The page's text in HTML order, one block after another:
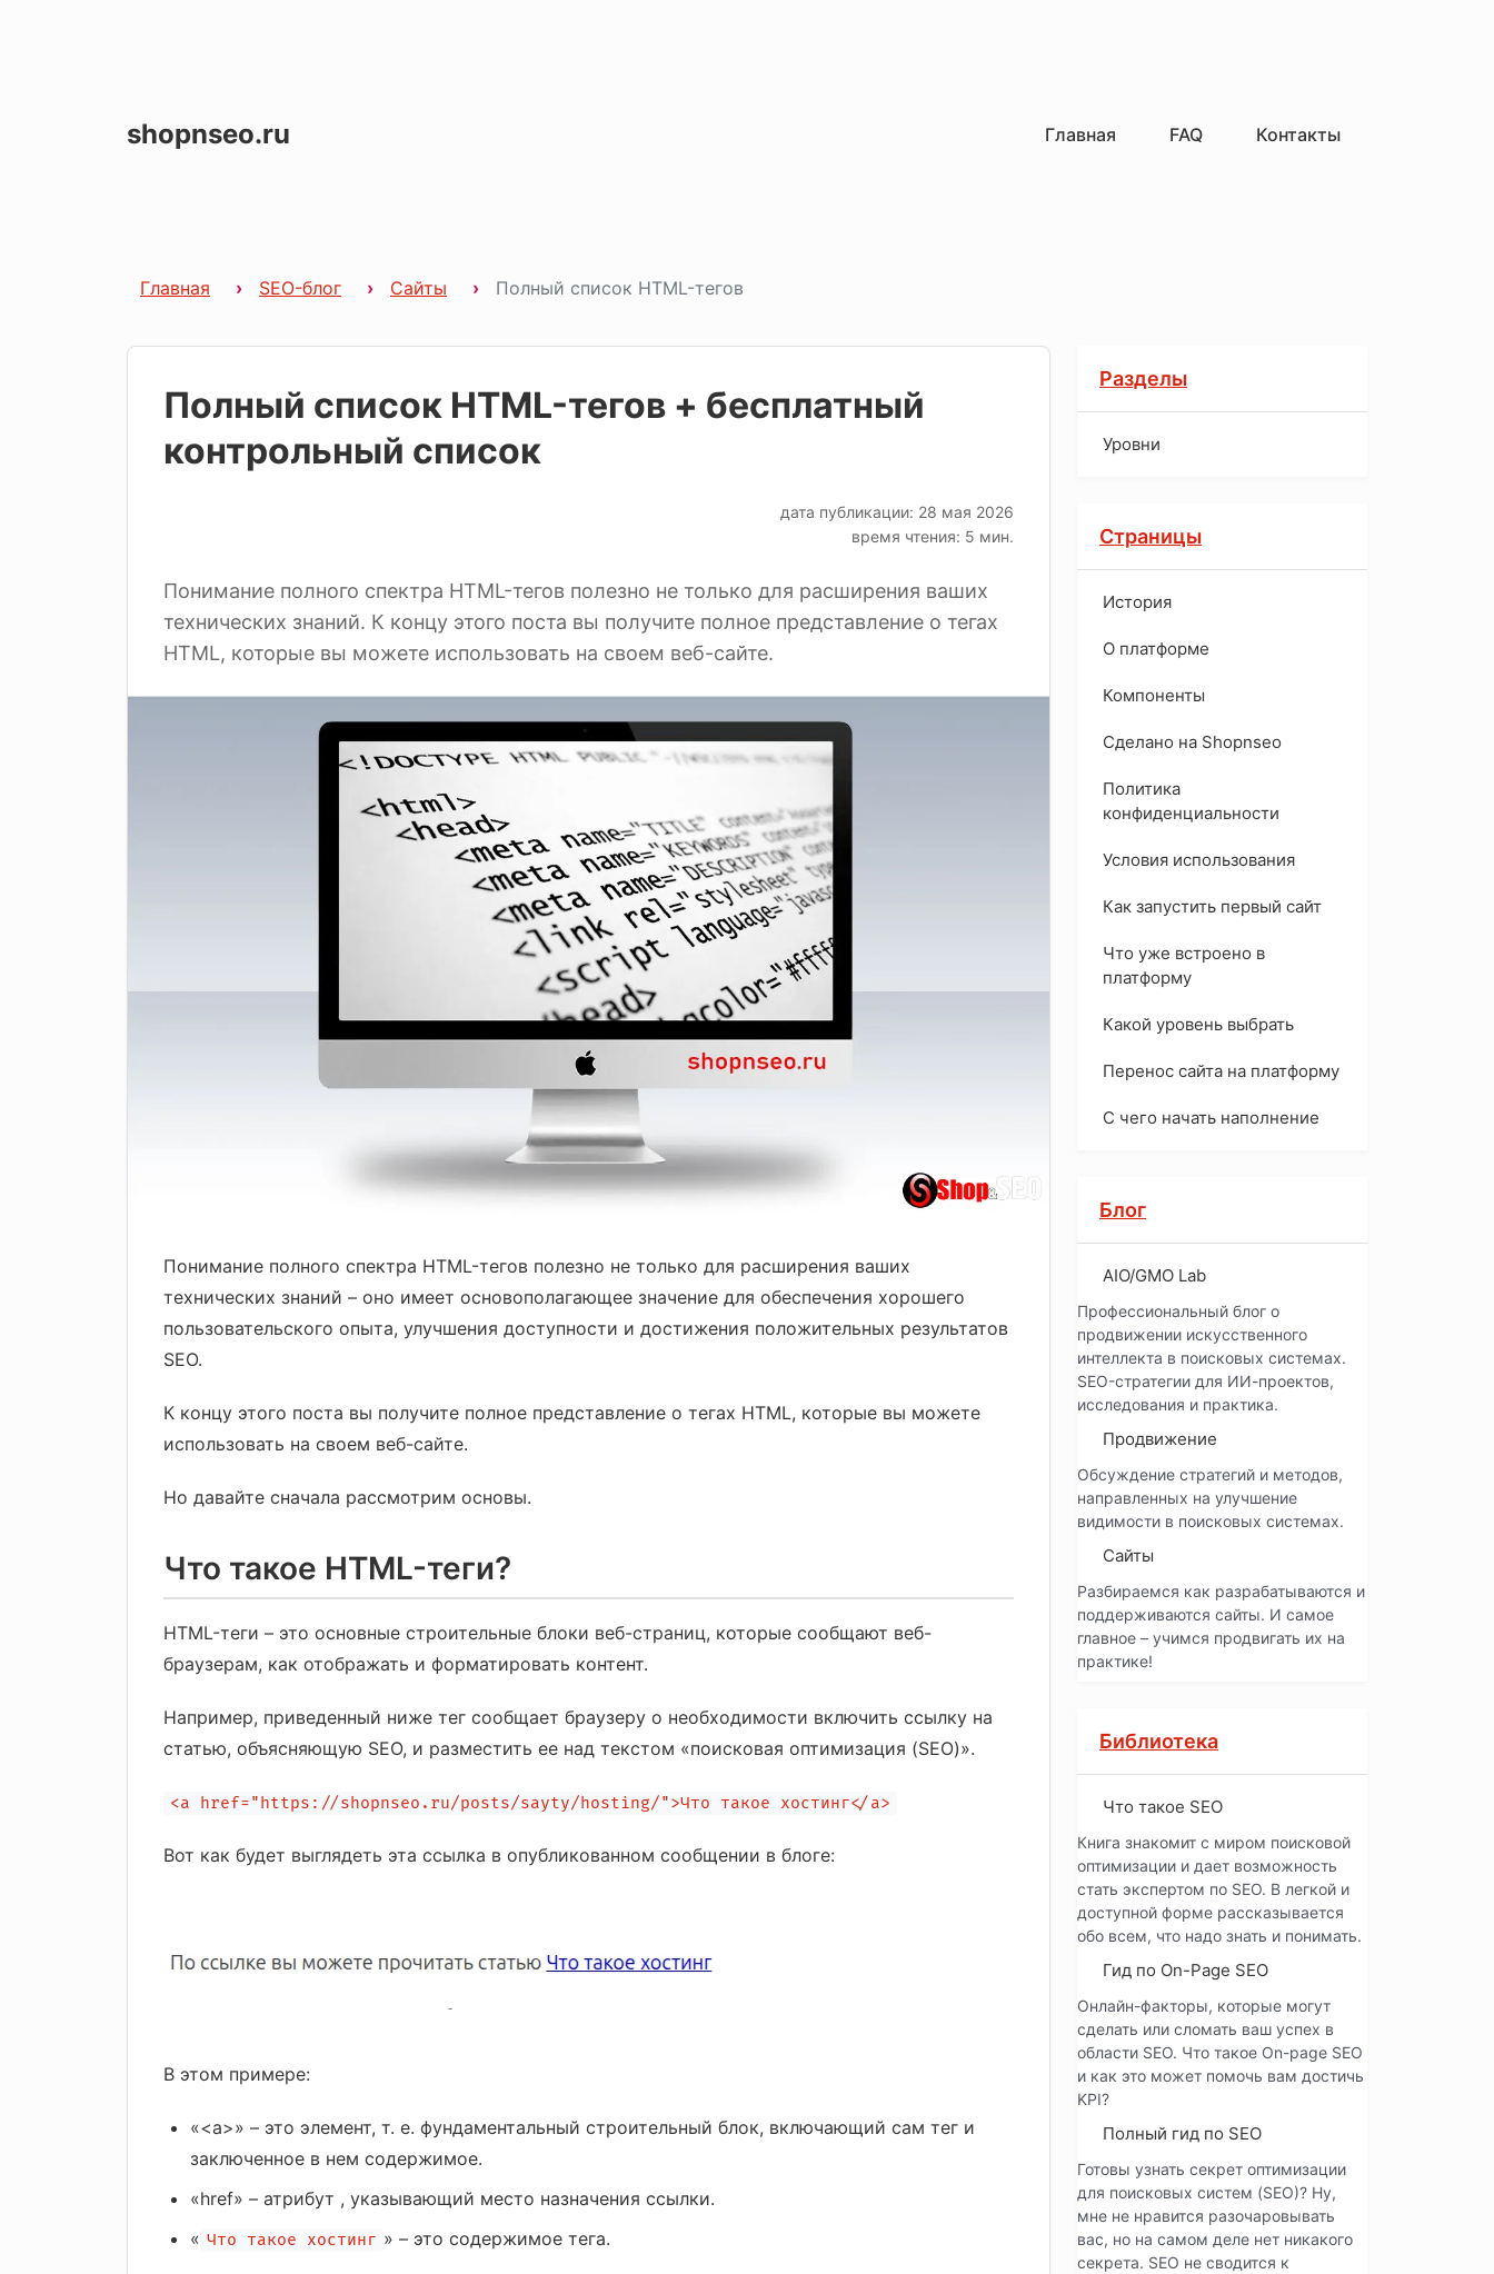
shopnseo.ru Главная FAQ Контакты
Главная SEO-блог Сайты Полный список HTML-тегов
Полный список HTML-тегов + бесплатный
контрольный список
дата публикации: 28 мая 2026
время чтения: 5 мин.
Понимание полного спектра HTML-тегов полезно не только для расширения ваших
технических знаний. К концу этого поста вы получите полное представление о тегах
HTML, которые вы можете использовать на своем веб-сайте.
Понимание полного спектра HTML-тегов полезно не только для расширения ваших
технических знаний – оно имеет основополагающее значение для обеспечения хорошего
пользовательского опыта, улучшения доступности и достижения положительных результатов
SEO.
К концу этого поста вы получите полное представление о тегах HTML, которые вы можете
использовать на своем веб-сайте.
Но давайте сначала рассмотрим основы.
Что такое HTML-теги?
HTML-теги – это основные строительные блоки веб-страниц, которые сообщают веб-
браузерам, как отображать и форматировать контент.
Например, приведенный ниже тег сообщает браузеру о необходимости включить ссылку на
статью, объясняющую SEO, и разместить ее над текстом «поисковая оптимизация (SEO)».
<a href=" https://shopnseo.ru/posts/sayty/hosting/">Что такое хостинг</a>
Вот как будет выглядеть эта ссылка в опубликованном сообщении в блоге:
В этом примере:
«<a>» – это элемент, т. е. фундаментальный строительный блок, включающий сам тег и
заключенное в нем содержимое.
«href» – атрибут , указывающий место назначения ссылки.
« Что такое хостинг » – это содержимое тега.
Разделы
Уровни
Страницы
История
O платформе
Компоненты
Сделано на Shopnseo
Политика
конфиденциальности
Условия использования
Как запустить первый сайт
Что уже встроено в
платформу
Какой уровень выбрать
Перенос сайта на платформу
С чего начать наполнение
Блог
AIO/GMO Lab
Профессиональный блог о
продвижении искусственного
интеллекта в поисковых системах.
SEO-стратегии для ИИ-проектов,
исследования и практика.
Продвижение
Обсуждение стратегий и методов,
направленных на улучшение
видимости в поисковых системах.
Сайты
Разбираемся как разрабатываются и
поддерживаются сайты. И самое
главное – учимся продвигать их на
практике!
Библиотека
Что такое SEO
Книга знакомит с миром поисковой
оптимизации и дает возможность
стать экспертом по SEO. В легкой и
доступной форме рассказывается
обо всем, что надо знать и понимать.
Гид по On-Page SEO
Онлайн-факторы, которые могут
сделать или сломать ваш успех в
области SEO. Что такое On-page SEO
и как это может помочь вам достичь
KPI?
Полный гид по SEO
Готовы узнать секрет оптимизации
для поисковых систем (SEO)? Ну,
мне не нравится разочаровывать
вас, но на самом деле нет никакого
секрета. SEO не сводится к